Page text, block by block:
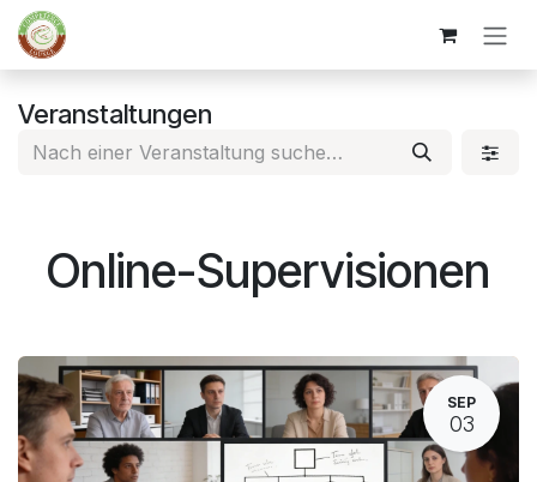
Zum Inhalt springen
Veranstaltungen
Online-Supervisionen
SEP
03